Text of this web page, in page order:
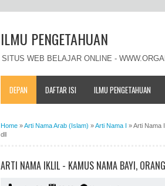
ILMU PENGETAHUAN
SITUS WEB BELAJAR ONLINE -
DEPAN DAFTAR ISI ILMU PENGETAHUAN
Home »Arti Nama Arab (Islam) »Arti Nama I »Arti Nama
dll
ARTI NAMA IKLIL - KAMUS NAMA BAYI,